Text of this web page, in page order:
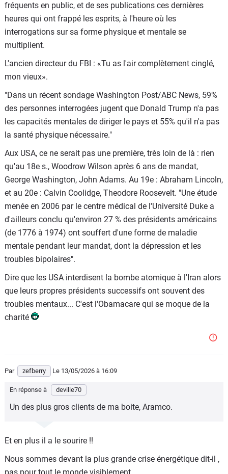
fréquents en public, et de ses publications ces dernières
heures qui ont frappé les esprits, à l'heure où les
interrogations sur sa forme physique et mentale se
multiplient.
L'ancien directeur du FBI : «Tu as l'air complètement cinglé,
mon vieux».
"Dans un récent sondage Washington Post/ABC News, 59%
des personnes interrogées jugent que Donald Trump n'a pas
les capacités mentales de diriger le pays et 55% qu'il n'a pas
la santé physique nécessaire."
Aux USA, ce ne serait pas une première, très loin de là : rien
qu'au 18e s., Woodrow Wilson après 6 ans de mandat,
George Washington, John Adams. Au 19e : Abraham Lincoln,
et au 20e : Calvin Coolidge, Theodore Roosevelt. "Une étude
menée en 2006 par le centre médical de l'Université Duke a
d'ailleurs conclu qu'environ 27 % des présidents américains
(de 1776 à 1974) ont souffert d'une forme de maladie
mentale pendant leur mandat, dont la dépression et les
troubles bipolaires".
Dire que les USA interdisent la bombe atomique à l'Iran alors
que leurs propres présidents successifs ont souvent des
troubles mentaux... C'est l'Obamacare qui se moque de la
charité
Par zefberry Le 13/05/2026 à 16:09
En réponse à deville70
Un des plus gros clients de ma boite, Aramco.
Et en plus il a le sourire !!
Nous sommes devant la plus grande crise énergétique dit-il ,